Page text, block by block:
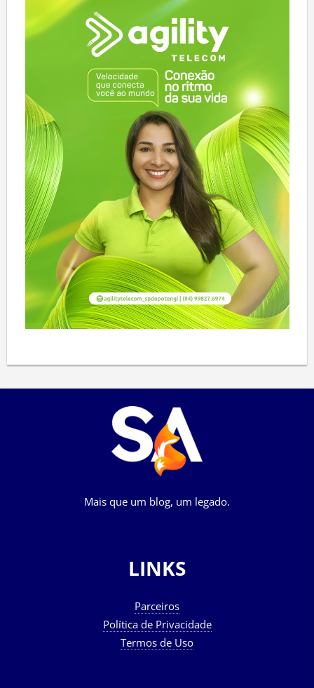
Mais que um blog, um legado.
LINKS
Parceiros
Política de Privacidade
Termos de Uso